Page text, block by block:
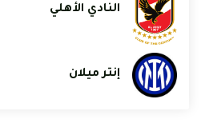
النادي الأهلي
إنتر ميلان